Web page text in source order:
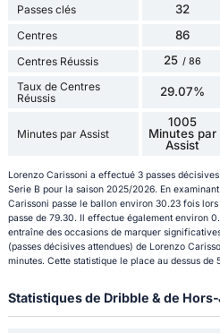
Passes clés 32
Centres 86
Centres Réussis 25 / 86
Taux de Centres
Réussis
29.07%
Minutes par Assist
1005
Minutes par
Assist
Lorenzo Carissoni a effectué 3 passes
Serie B pour la saison 2025/2026. En
Carissoni passe le ballon environ 30.23 fois
passe de 79.30. Il effectue également environ
entraîne des occasions de marquer
(passes décisives attendues) de Lorenzo
minutes. Cette statistique le place au dessus de
Statistiques de Dribble & de